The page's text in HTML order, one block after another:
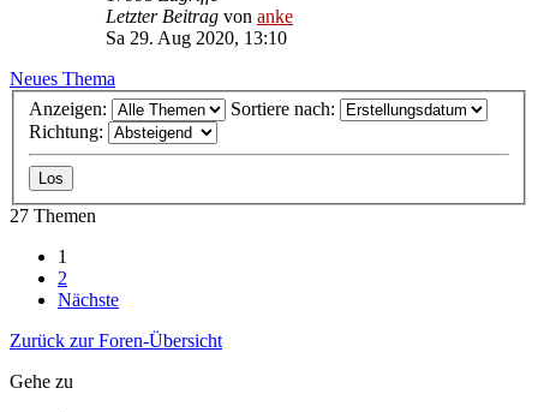
Letzter Beitrag von anke
Sa 29. Aug 2020, 13:10
Neues Thema
Anzeigen:
Sortiere nach:
Richtung:
27 Themen
1
2
Nächste
Zurück zur Foren-Übersicht
Gehe zu